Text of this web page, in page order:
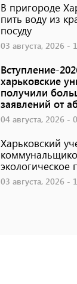
В пригороде
пить воду из
посуду
03 августа, 2026 -
Вступление-
харьковские
получили
заявлений от
04 августа, 2026 -
Харьковский
экологическое
03 августа, 2026 -